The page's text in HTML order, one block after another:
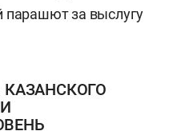
парашют за выслугу
КАЗАНСКОГО